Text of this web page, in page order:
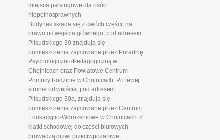
miejsca parkingowe dla osób
niepełnosprawnych.
Budynek składa się z dwóch części, na
prawo od wejścia głównego, pod adresem
Piłsudskiego 30 znajdują się
pomieszczenia zajmowane przez Poradnię
Psychologiczno-Pedagogiczną w
Chojnicach oraz Powiatowe Centrum
Pomocy Rodzinie w Chojnicach. Po lewej
stronie od wejścia, pod adresem
Piłsudskiego 30a, znajdują się
pomieszczenia zajmowane przez Centrum
Edukacyjno-Wdrożeniowe w Chojnicach. Z
klatki schodowej do części biurowych
prowadzą drzwi przeciwpożarowe,